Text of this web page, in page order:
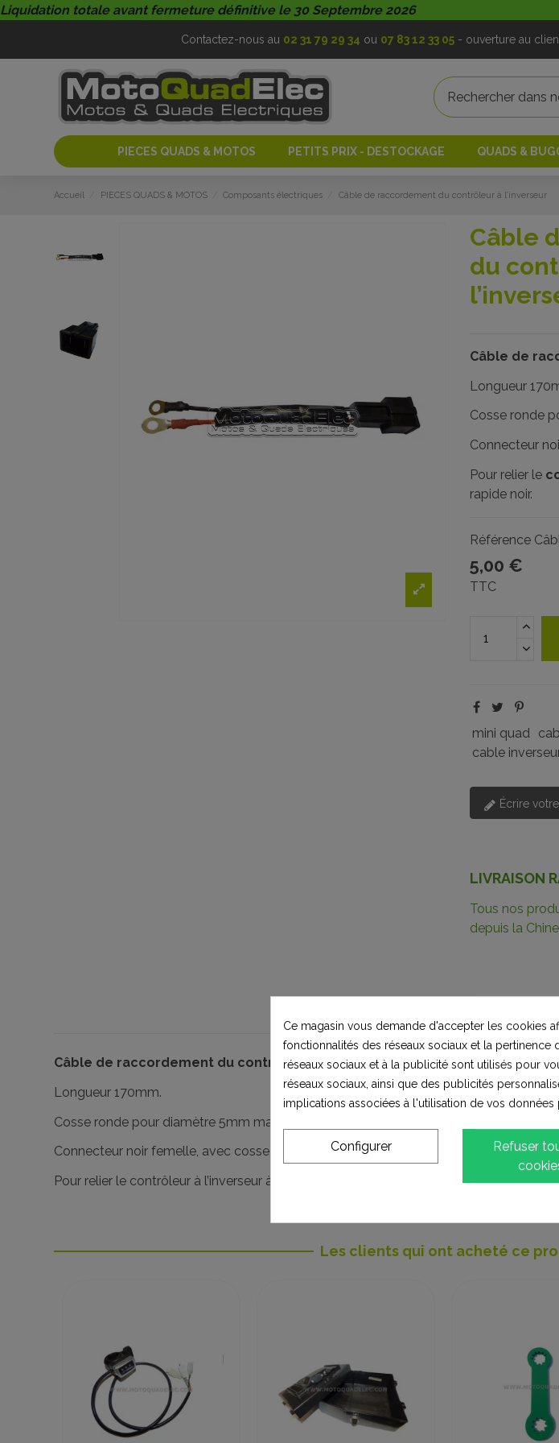
Liquidation totale avant fermeture définitive le 30 Septembre 2026
Contactez-nous au 02 31 79 29 34 ou 07 83 12 33 05- ouverture au
PIECES QUADS & MOTOS PETITS PRIX - DESTOCKAGE QUADS &
Accueil PIECES QUADS & MOTOS Composants électriques Câble de raccordement du contrôleur à l’inverseur
Câble
du
Câble de
Longueur
Cosse ronde
Connecteur
Pour relier le
rapide noir.
Référence
5,00 €
TTC
mini quad
cable
Écrire
LIVRAISON
Tous nos
depuis la
Câble de raccordement du contrôleur à l’inverseur.
Longueur 170mm.
Cosse ronde pour diamètre 5mm max.
Connecteur noir femelle, avec cosse male type Faston.
Pour relier le contrôleur à l’inverseur à l’aide des connecteurs rapide noir.
Les clients qui ont acheté ce
Ce magasin vous demande d'accepter les cookies
fonctionnalités des réseaux sociaux et la pertinence
réseaux sociaux et à la publicité sont utilisés pour
réseaux sociaux, ainsi que des publicités
implications associées à l'utilisation de vos données
Refuser
Configurer